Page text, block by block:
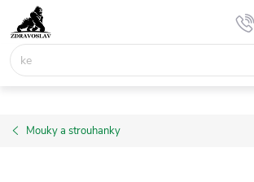
na
obsah
Mouky a strouhanky